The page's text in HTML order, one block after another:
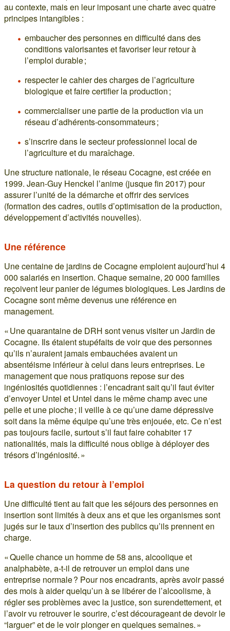
au contexte, mais en leur imposant une charte avec quatre
principes intangibles :
embaucher des personnes en difficulté dans des
conditions valorisantes et favoriser leur retour à
l’emploi durable ;
respecter le cahier des charges de l’agriculture
biologique et faire certifier la production ;
commercialiser une partie de la production via un
réseau d’adhérents-consommateurs ;
s’inscrire dans le secteur professionnel local de
l’agriculture et du maraîchage.
Une structure nationale, le réseau Cocagne, est créée en
1999. Jean-Guy Henckel l’anime (jusque fin 2017) pour
assurer l’unité de la démarche et offrir des services
(formation des cadres, outils d’optimisation de la production,
développement d’activités nouvelles).
Une référence
Une centaine de jardins de Cocagne emploient aujourd’hui 4
000 salariés en insertion. Chaque semaine, 20 000 familles
reçoivent leur panier de légumes biologiques. Les Jardins de
Cocagne sont même devenus une référence en
management.
« Une quarantaine de DRH sont venus visiter un Jardin de
Cocagne. Ils étaient stupéfaits de voir que des personnes
qu’ils n’auraient jamais embauchées avaient un
absentéisme inférieur à celui dans leurs entreprises. Le
management que nous pratiquons repose sur des
ingéniosités quotidiennes : l’encadrant sait qu’il faut éviter
d’envoyer Untel et Untel dans le même champ avec une
pelle et une pioche ; il veille à ce qu’une dame dépressive
soit dans la même équipe qu’une très enjouée, etc. Ce n’est
pas toujours facile, surtout s’il faut faire cohabiter 17
nationalités, mais la difficulté nous oblige à déployer des
trésors d’ingéniosité. »
La question du retour à l’emploi
Une difficulté tient au fait que les séjours des personnes en
insertion sont limités à deux ans et que les organismes sont
jugés sur le taux d’insertion des publics qu’ils prennent en
charge.
« Quelle chance un homme de 58 ans, alcoolique et
analphabète, a-t-il de retrouver un emploi dans une
entreprise normale ? Pour nos encadrants, après avoir passé
des mois à aider quelqu’un à se libérer de l’alcoolisme, à
régler ses problèmes avec la justice, son surendettement, et
l’avoir vu retrouver le sourire, c’est décourageant de devoir le
“larguer” et de le voir plonger en quelques semaines. »